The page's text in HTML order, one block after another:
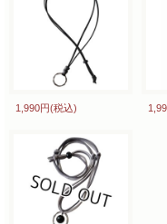
1,990円(税込)